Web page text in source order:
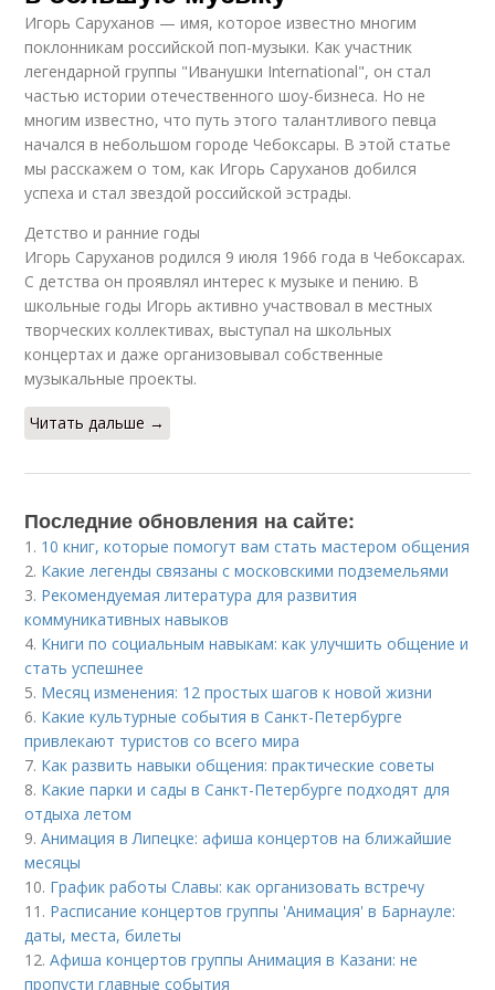
Игорь Саруханов — имя, которое известно многим
поклонникам российской поп-музыки. Как участник
легендарной группы "Иванушки International", он стал
частью истории отечественного шоу-бизнеса. Но не
многим известно, что путь этого талантливого певца
начался в небольшом городе Чебоксары. В этой статье
мы расскажем о том, как Игорь Саруханов добился
успеха и стал звездой российской эстрады.
Детство и ранние годы
Игорь Саруханов родился 9 июля 1966 года в Чебоксарах.
С детства он проявлял интерес к музыке и пению. В
школьные годы Игорь активно участвовал в местных
творческих коллективах, выступал на школьных
концертах и даже организовывал собственные
музыкальные проекты.
Читать дальше →
Последние обновления на сайте:
1. 10 книг, которые помогут вам стать мастером общения
2. Какие легенды связаны с московскими подземельями
3. Рекомендуемая литература для развития
коммуникативных навыков
4. Книги по социальным навыкам: как улучшить общение и
стать успешнее
5. Месяц изменения: 12 простых шагов к новой жизни
6. Какие культурные события в Санкт-Петербурге
привлекают туристов со всего мира
7. Как развить навыки общения: практические советы
8. Какие парки и сады в Санкт-Петербурге подходят для
отдыха летом
9.Анимация в Липецке: афиша концертов на ближайшие
месяцы
10. График работы Славы: как организовать встречу
11. Расписание концертов группы 'Анимация' в Барнауле:
даты, места, билеты
12.Афиша концертов группы Анимация в Казани: не
пропусти главные события